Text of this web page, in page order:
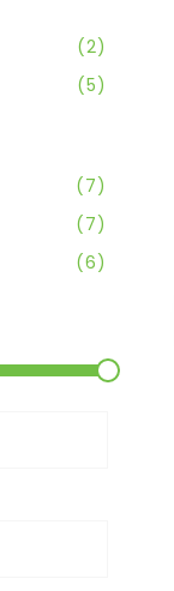
2Articoli
5Articoli
7Articoli
7Articoli
6Articoli